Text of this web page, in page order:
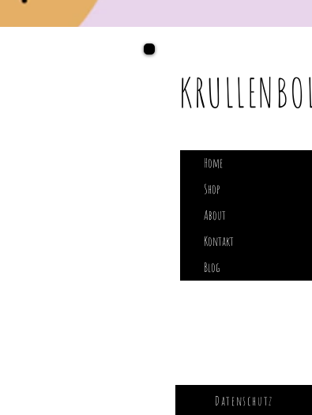
KRULLENBOL
Home
Shop
About
Kontakt
Blog
Datenschutz